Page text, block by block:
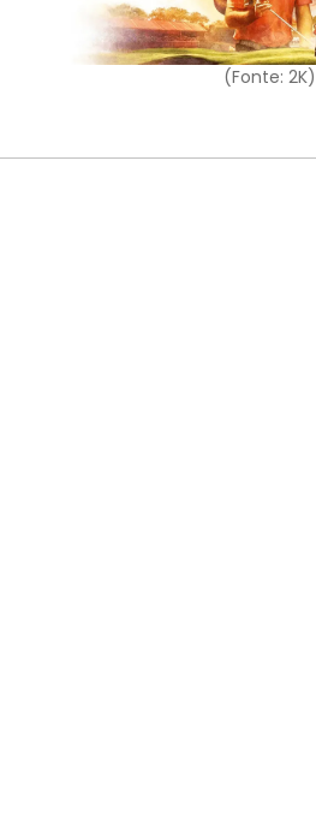
(Fonte: 2K)